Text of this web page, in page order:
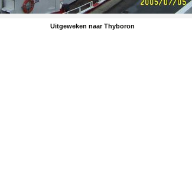
Uitgeweken naar Thyboron